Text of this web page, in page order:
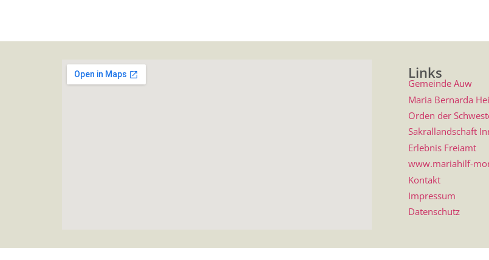
Links
Gemeinde Auw
Maria Bernarda
Orden der
Sakrallandschaft
Erlebnis Freiamt
www.mariahilf-
Kontakt
Impressum
Datenschutz